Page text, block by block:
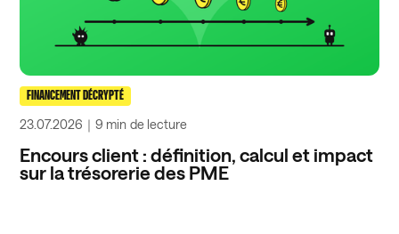
FINANCEMENT DÉCRYPTÉ
23.07.2026 ｜9 min de lecture
Encours client : définition, calcul et impact
sur la trésorerie des PME